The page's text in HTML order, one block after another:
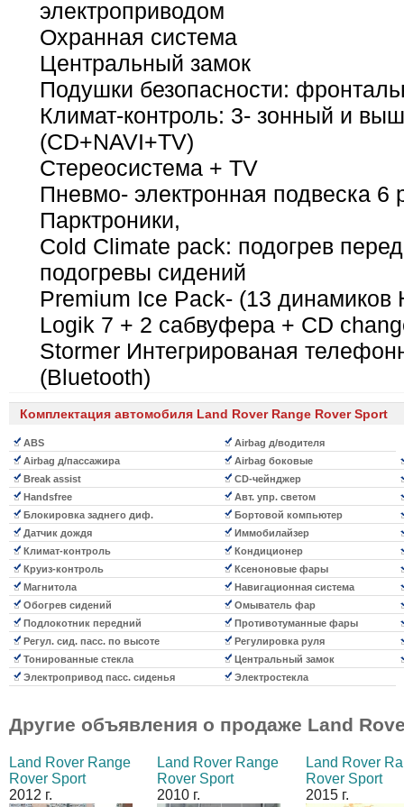
электроприводом
Охранная система
Центральный замок
Подушки безопасности:
Климат-контроль: 3- зонный и
(CD+NAVI+TV)
Стереосистема + TV
Пневмо- электронная подвеска 6
Парктроники,
Cold Climate pack: подогрев
подогревы сидений
Premium Ice Pack- (13 динамиков
Logik 7 + 2 сабвуфера + CD
Stormer Интегрированая
(Bluetooth)
Комплектация автомобиля Land Rover Range Rover Sport
ABS
Airbag д/водителя
Airbag д/пассажира
Airbag боковые
Break assist
CD-чейнджер
Handsfree
Авт. упр. светом
Блокировка заднего диф.
Бортовой компьютер
Датчик дождя
Иммобилайзер
Климат-контроль
Кондиционер
Круиз-контроль
Ксеноновые фары
Магнитола
Навигационная система
Обогрев сидений
Омыватель фар
Подлокотник передний
Противотуманные фары
Регул. сид. пасс. по высоте
Регулировка руля
Тонированные стекла
Центральный замок
Электропривод пасс. сиденья
Электростекла
Другие объявления о продаже Land
Land Rover Range
Rover Sport
2012 г.
Land Rover Range
Rover Sport
2010 г.
Land Rover
Rover Sport
2015 г.